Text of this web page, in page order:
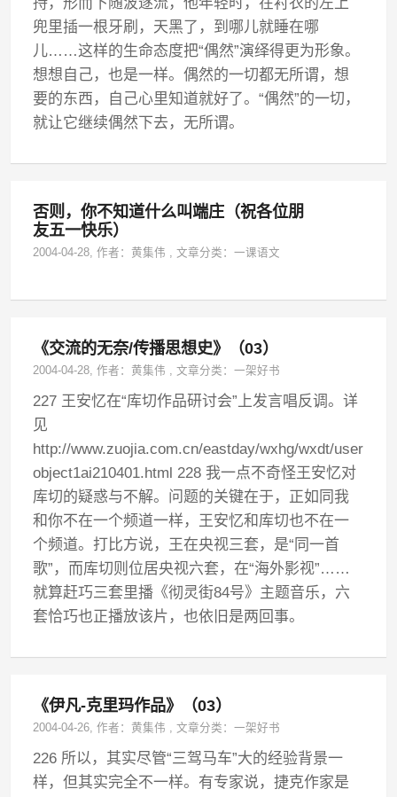
兜里插一根牙刷，天黑了，到哪儿就睡在哪
儿……这样的生命态度把“偶然”演绎得更为形象。
想想自己，也是一样。偶然的一切都无所谓，想
要的东西，自己心里知道就好了。“偶然”的一切，
就让它继续偶然下去，无所谓。
否则，你不知道什么叫端庄（祝各位朋
友五一快乐）
2004-04-28, 作者：黄集伟 ,文章分类：一课语文
《交流的无奈/传播思想史》（03）
2004-04-28, 作者：黄集伟 ,文章分类：一架好书
227 王安忆在“库切作品研讨会”上发言唱反调。详
见
http://www.zuojia.com.cn/eastday/wxhg/wxdt/user
object1ai210401.html 228 我一点不奇怪王安忆对
库切的疑惑与不解。问题的关键在于，正如同我
和你不在一个频道一样，王安忆和库切也不在一
个频道。打比方说，王在央视三套，是“同一首
歌”，而库切则位居央视六套，在“海外影视”……
就算赶巧三套里播《彻灵街84号》主题音乐，六
套恰巧也正播放该片，也依旧是两回事。
《伊凡-克里玛作品》（03）
2004-04-26, 作者：黄集伟 ,文章分类：一架好书
226 所以，其实尽管“三驾马车”大的经验背景一
样，但其实完全不一样。有专家说，捷克作家是